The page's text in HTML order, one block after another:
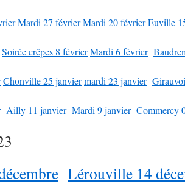
Mardi 27 févrierMardi 20 févrierEuville
Soirée crêpes 8 févrierMardi 6 février
Chonville 25 janviermardi 23 janvier
Ailly 11 janvier Mardi 9 janvier Commercy
Lérouville 14